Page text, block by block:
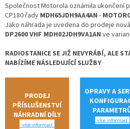
Společnost Motorola oznámila ukončení
CP180 řady MDH65JDH9AA4AN -
Jako náhrada je uvedena do prodeje
DP2600 VHF MDH02JDH9VA1AN ve
RADIOSTANICE SE JIŽ NEVYRÁBÍ, ALE
NABÍZÍME NÁSLEDUJÍCÍ SLUŽBY
PRODEJ
PŘÍSLUŠENSTVÍ
NÁHRADNÍ DÍLY
více informací
OPRAVY A
více informací